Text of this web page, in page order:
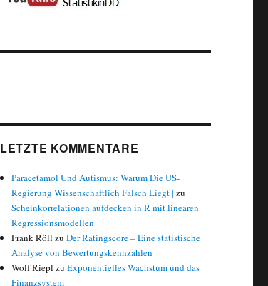
LETZTE KOMMENTARE
Paracetamol Und Autismus: Warum Die US-
Regierung Wissenschaftlich Falsch Liegt | zu
Scheinkorrelationen aufdecken in R mit linearen
Regressionsmodellen
Frank Röll zuDer Ratingscore – Eine statistische
Analyse von Bewertungskennzahlen
Wolf Riepl zuExponentielles Wachstum und das
Finanzsystem